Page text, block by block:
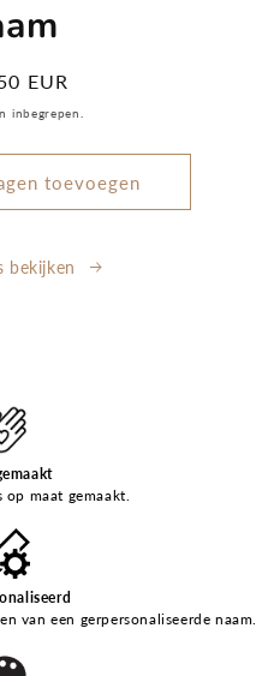
EUR
inbegrepen.
toevoegen
bekijken
op maat gemaakt.
van een gerpersonaliseerde naam.